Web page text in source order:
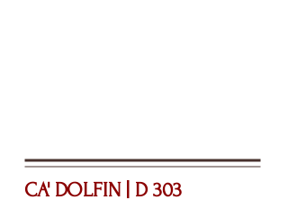
CA' DOLFIN | D 303